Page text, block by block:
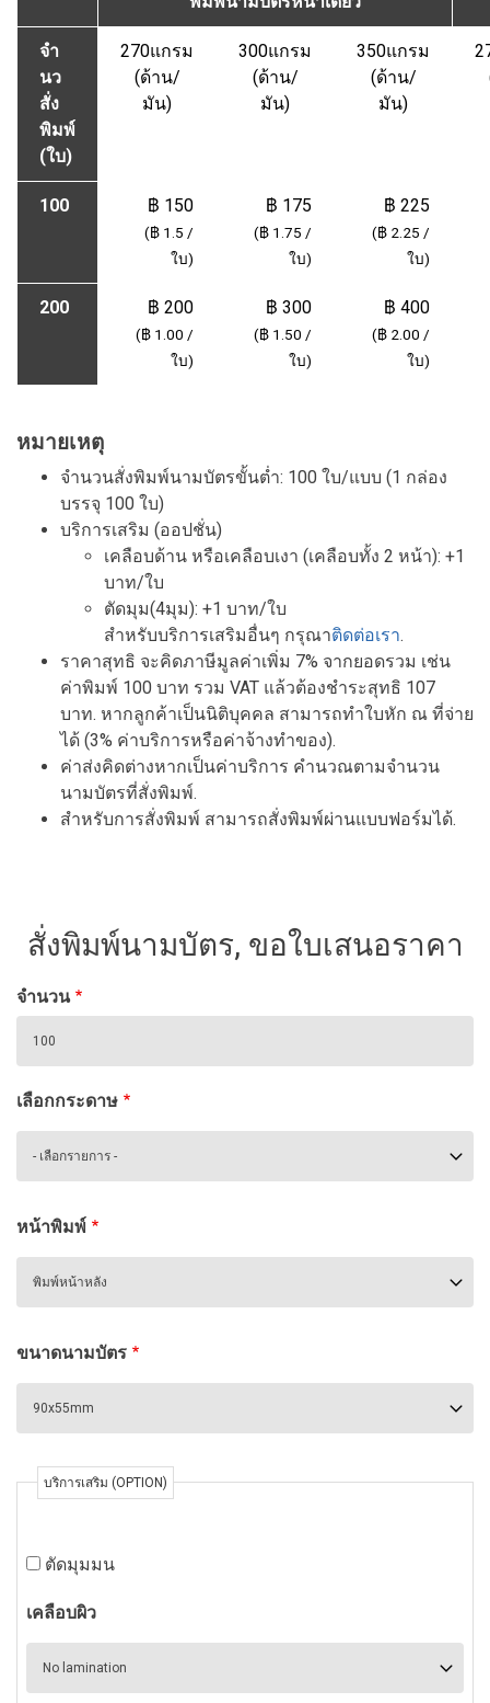
จำ
นว
สั่ง
พิมพ์
(ใบ)
270แกรม
(ด้าน/
มัน)
300แกรม
(ด้าน/
มัน)
350แกรม
(ด้าน/
มัน)
100 ฿ 150
(฿ 1.5 /
ใบ)
฿ 175
(฿ 1.75 /
ใบ)
฿ 225
(฿ 2.25 /
ใบ)
200 ฿ 200
(฿ 1.00 /
ใบ)
฿ 300
(฿ 1.50 /
ใบ)
฿ 400
(฿ 2.00 /
ใบ)
หมายเหตุ
จำนวนสั่งพิมพ์นามบัตรขั้นต่ำ: 100 ใบ/แบบ (1 กล่อง
บรรจุ 100 ใบ)
บริการเสริม (ออปชั่น)
เคลือบด้าน หรือเคลือบเงา (เคลือบทั้ง 2 หน้า): +1
บาท/ใบ
ตัดมุม(4มุม): +1 บาท/ใบ
สำหรับบริการเสริมอื่นๆ กรุณาติดต่อเรา.
ราคาสุทธิ จะคิดภาษีมูลค่าเพิ่ม 7% จากยอดรวม เช่น
ค่าพิมพ์ 100 บาท รวม VAT แล้วต้องชำระสุทธิ 107
บาท. หากลูกค้าเป็นนิติบุคคล สามารถทำใบหัก ณ ที่จ่าย
ได้ (3% ค่าบริการหรือค่าจ้างทำของ).
ค่าส่งคิดต่างหากเป็นค่าบริการ คำนวณตามจำนวน
นามบัตรที่สั่งพิมพ์.
สำหรับการสั่งพิมพ์ สามารถสั่งพิมพ์ผ่านแบบฟอร์มได้.
สั่งพิมพ์นามบัตร, ขอใบเสนอราคา
จำนวน
เลือกกระดาษ
หน้าพิมพ์
ขนาดนามบัตร
บริการเสริม (OPTION)
ตัดมุมมน
เคลือบผิว